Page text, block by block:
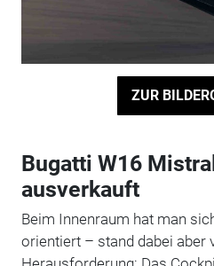
ZUR
Bugatti W16
ausverkauft
Beim Innenraum hat man
orientiert – stand dabei aber